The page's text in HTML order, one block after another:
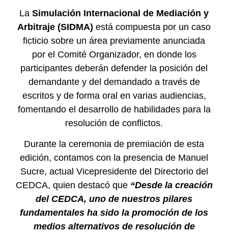
La Simulación Internacional de Mediación y
Arbitraje (SIDMA) está compuesta por un caso
ficticio sobre un área previamente anunciada
por el Comité Organizador, en donde los
participantes deberán defender la posición del
demandante y del demandado a través de
escritos y de forma oral en varias audiencias,
fomentando el desarrollo de habilidades para la
resolución de conflictos.
Durante la ceremonia de premiación de esta
edición, contamos con la presencia de Manuel
Sucre, actual Vicepresidente del Directorio del
CEDCA, quien destacó que “Desde la creación
del CEDCA, uno de nuestros pilares
fundamentales ha sido la promoción de los
medios alternativos de resolución de